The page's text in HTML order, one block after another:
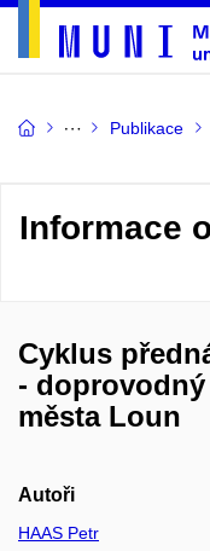
Publikace
Informace
Cyklus
-
města Loun
Autoři
HAAS Petr